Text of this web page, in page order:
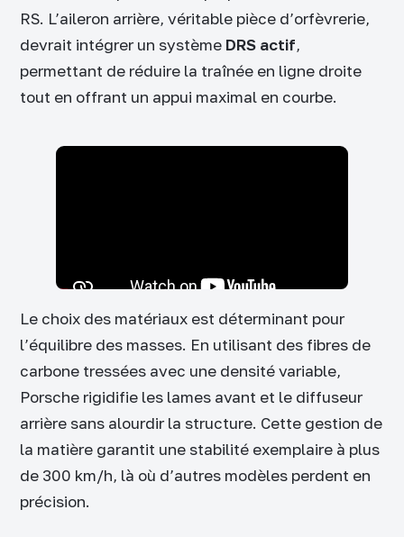
RS. L’aileron arrière, véritable pièce d’orfèvrerie,
devrait intégrer un système DRS actif,
permettant de réduire la traînée en ligne droite
tout en offrant un appui maximal en courbe.
Le choix des matériaux est déterminant pour
l’équilibre des masses. En utilisant des fibres de
carbone tressées avec une densité variable,
Porsche rigidifie les lames avant et le diffuseur
arrière sans alourdir la structure. Cette gestion de
la matière garantit une stabilité exemplaire à plus
de 300 km/h, là où d’autres modèles perdent en
précision.